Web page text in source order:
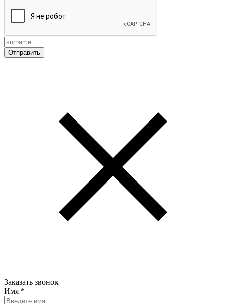
Заказать звонок
Имя *